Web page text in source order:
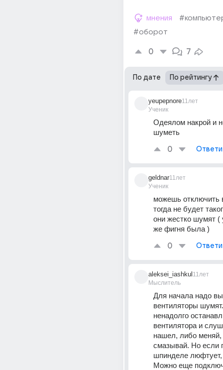
мнения
#оборот
0 7
По дате По рейтингу
yeupepnore
Ученик
11лет
Одеялом накрой и
шуметь
0
geldnar
Ученик
11лет
можешь отключить
тогда не будет
они жестко шумят (
же фигня была )
0
aleksei_iashkul
Мыслитель
11лет
Для начала надо
вентиляторы
ненадолго
вентилятора и
нашел, либо
смазывай. Но если
шпинделе
Можно еще